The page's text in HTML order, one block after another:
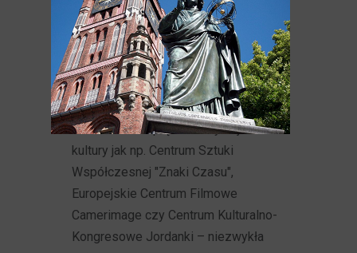
Spektakularne
połączenie historii
i nowoczesności
Obok średniowiecznych
i nowożytnych zabytków są w Toruniu
nowoczesne i prężne instytucje
kultury jak np. Centrum Sztuki
Współczesnej "Znaki Czasu",
Europejskie Centrum Filmowe
Camerimage czy Centrum Kulturalno-
Kongresowe Jordanki – niezwykła